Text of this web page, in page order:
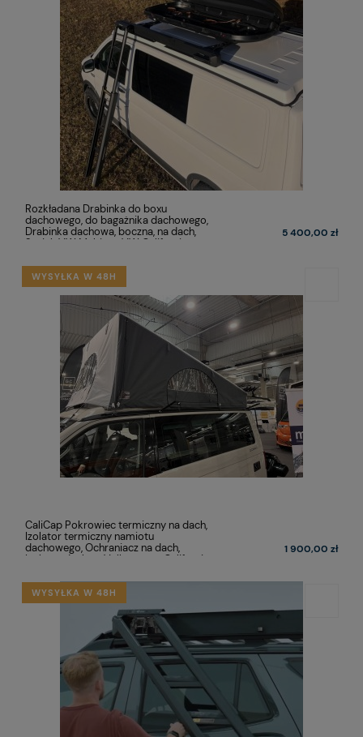
Rozkładana Drabinka do boxu
dachowego, do bagażnika dachowego,
Drabinka dachowa, boczna, na dach,
Stołek VW Multivan VW California
5 400,00 zł
CaliCap Pokrowiec termiczny na dach,
Izolator termiczny namiotu
dachowego, Ochraniacz na dach,
Izolator dachu - Volkswagen California
1 900,00 zł
WYSYŁKA W 48H
WYSYŁKA W 48H